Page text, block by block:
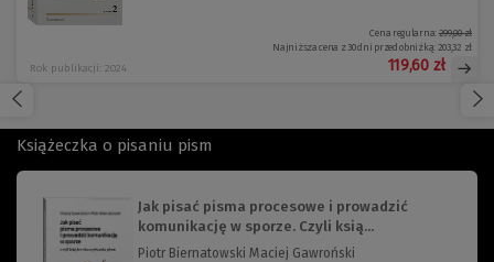
Rok publikacji: 2024
Cena regularna:299,00 zł
Najniższa cena z 30 dni przed obniżką: 203,32 zł
119,60 zł
Książeczka o pisaniu pism
Jak pisać pisma procesowe i prowadzić
komunikację w sporze. Czyli ksią...
Piotr Biernatowski Maciej Gawroński